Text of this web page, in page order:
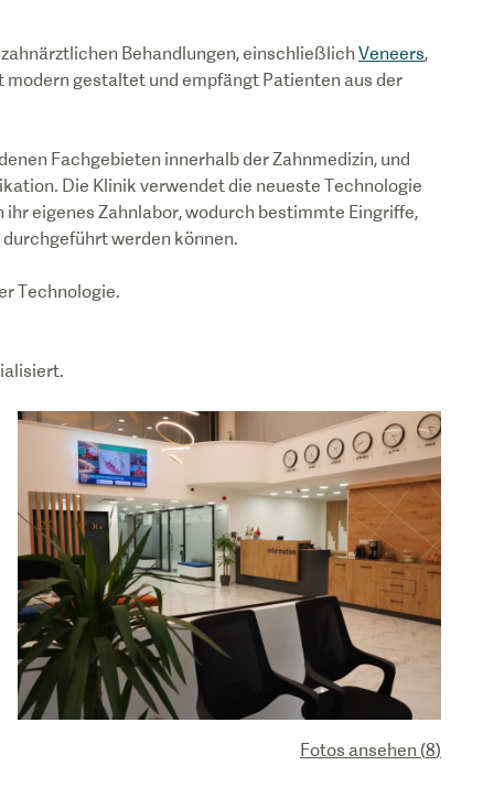
Behandlungen, einschließlichVeneers,
modern gestaltet und empfängt Patienten aus der
Fachgebieten innerhalb der Zahnmedizin, und
Die Klinik verwendet die neueste Technologie
eigenes Zahnlabor, wodurch bestimmte Eingriffe,
werden können.
Technologie.
Fotos ansehen (8)